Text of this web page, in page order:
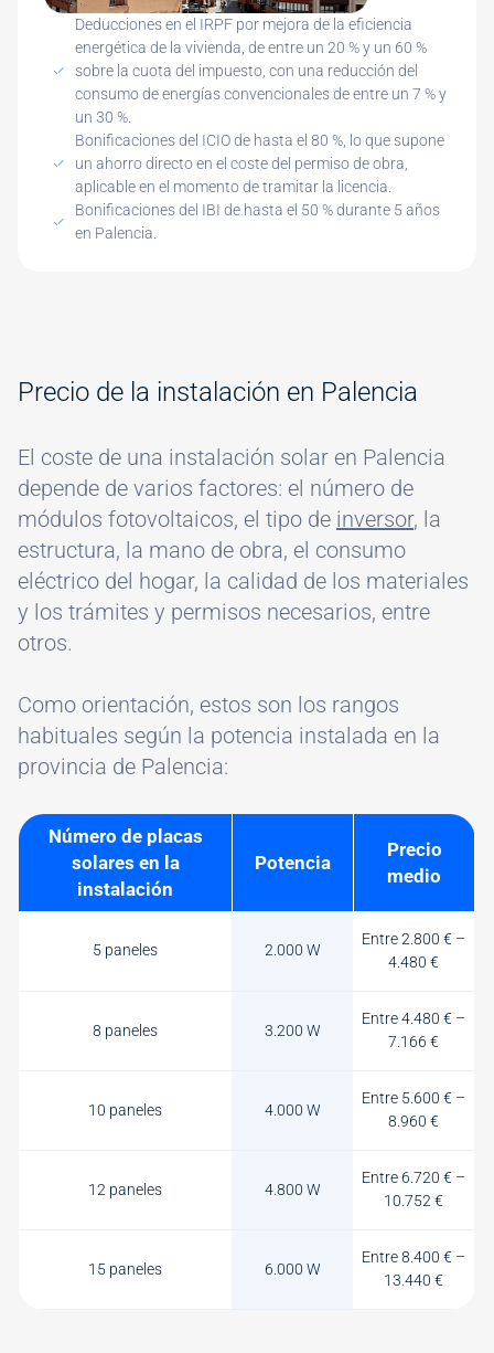
Deducciones en el IRPF por mejora de la eficiencia
energética de la vivienda, de entre un 20 % y un 60 %
sobre la cuota del impuesto, con una reducción del
consumo de energías convencionales de entre un 7 % y
un 30 %.
Bonificaciones del ICIO de hasta el 80 %, lo que supone
un ahorro directo en el coste del permiso de obra,
aplicable en el momento de tramitar la licencia.
Bonificaciones del IBI de hasta el 50 % durante 5 años
en Palencia.
Precio de la instalación en Palencia
El coste de una instalación solar en Palencia
depende de varios factores: el número de
módulos fotovoltaicos, el tipo de inversor, la
estructura, la mano de obra, el consumo
eléctrico del hogar, la calidad de los materiales
y los trámites y permisos necesarios, entre
otros.
Como orientación, estos son los rangos
habituales según la potencia instalada en la
provincia de Palencia:
Número de placas
solares en la
instalación
Potencia
Precio
medio
5 paneles 2.000 W
Entre 2.800 € –
4.480 €
8 paneles 3.200 W
Entre 4.480 € –
7.166 €
10 paneles 4.000 W
Entre 5.600 € –
8.960 €
12 paneles 4.800 W
Entre 6.720 € –
10.752 €
15 paneles 6.000 W
Entre 8.400 € –
13.440 €